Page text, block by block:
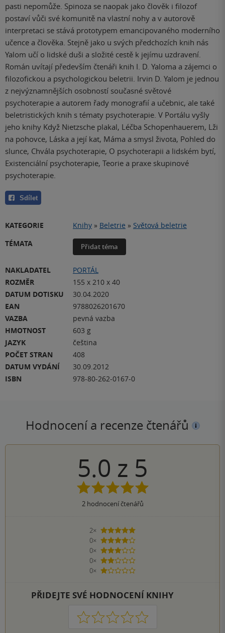
pasti nepomůže. Spinoza se naopak jako člověk i filozof
postaví vůči své komunitě na vlastní nohy a v autorově
interpretaci se stává prototypem emancipovaného moderního
učence a člověka. Stejně jako u svých předchozích knih nás
Yalom učí o lidské duši a složité cestě k jejímu uzdravení.
Román uvítají především čtenáři knih I. D. Yaloma a zájemci o
filozofickou a psychologickou beletrii. Irvin D. Yalom je jednou
z nejvýznamnějších osobností současné světové
psychoterapie a autorem řady monografií a učebnic, ale také
beletristických knih s tématy psychoterapie. V Portálu vyšly
jeho knihy Když Nietzsche plakal, Léčba Schopenhauerem, Lži
na pohovce, Láska a její kat, Máma a smysl života, Pohled do
slunce, Chvála psychoterapie, O psychoterapii a lidském bytí,
Existenciální psychoterapie, Teorie a praxe skupinové
psychoterapie.
Sdílet
KATEGORIE Knihy » Beletrie » Světová beletrie
TÉMATA
Přidat téma
NAKLADATEL
PORTÁL
ROZMĚR
155 x 210 x 40
DATUM DOTISKU
30.04.2020
EAN
9788026201670
VAZBA
pevná vazba
HMOTNOST
603 g
JAZYK
čeština
POČET STRAN
408
DATUM VYDÁNÍ
30.09.2012
ISBN
978-80-262-0167-0
Hodnocení a recenze čtenářů
5.0 z 5
2hodnocení čtenářů
2×
5 hvězdiček
0×
4 hvězdičky
0×
3 hvězdičky
0×
2 hvězdičky
0×
1 hvezdička
PŘIDEJTE SVÉ HODNOCENÍ KNIHY
1 2 3 4 5